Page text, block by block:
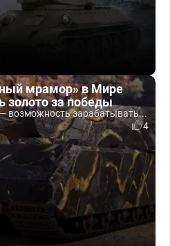
мрамор» в Мире
золото за победы
возможность зарабатывать...
4